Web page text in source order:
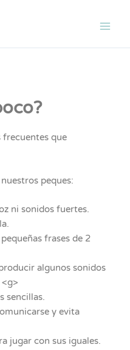
frecuentes que
peques:
ni sonidos fuertes.
frases de 2
algunos sonidos
sencillas.
y evita
jugar con sus iguales.